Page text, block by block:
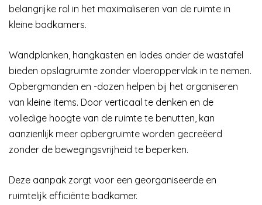
belangrijke rol in het maximaliseren van de ruimte in
kleine badkamers.
Wandplanken, hangkasten en lades onder de wastafel
bieden opslagruimte zonder vloeroppervlak in te nemen.
Opbergmanden en -dozen helpen bij het organiseren
van kleine items. Door verticaal te denken en de
volledige hoogte van de ruimte te benutten, kan
aanzienlijk meer opbergruimte worden gecreëerd
zonder de bewegingsvrijheid te beperken.
Deze aanpak zorgt voor een georganiseerde en
ruimtelijk efficiënte badkamer.